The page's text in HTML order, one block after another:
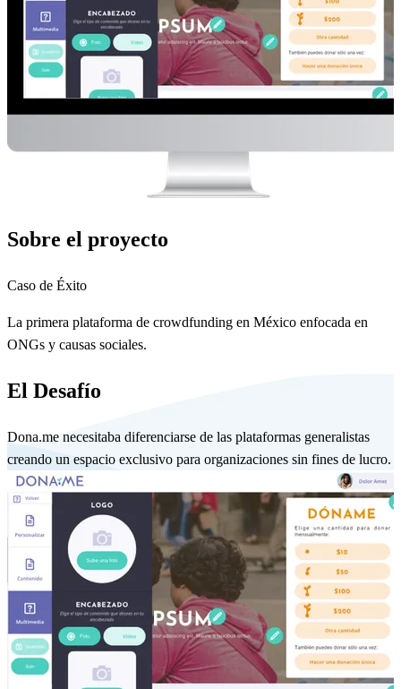
Sobre el proyecto
Caso de Éxito
La primera plataforma de crowdfunding en México enfocada en
ONGs y causas sociales.
El Desafío
Dona.me necesitaba diferenciarse de las plataformas generalistas
creando un espacio exclusivo para organizaciones sin fines de lucro.